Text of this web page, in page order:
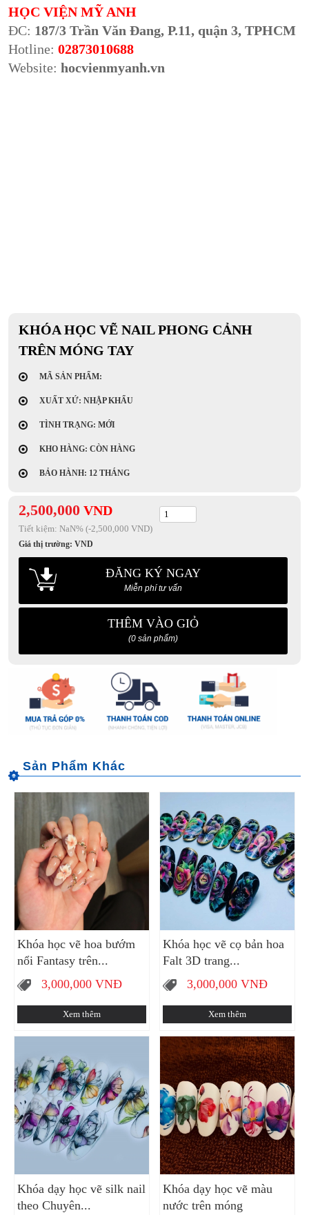
HỌC VIỆN MỸ ANH
ĐC: 187/3 Trần Văn Đang, P.11, quận 3, TPHCM
Hotline: 02873010688
Website:hocvienmyanh.vn
KHÓA HỌC VẼ NAIL PHONG CẢNH
TRÊN MÓNG TAY
MÃ SẢN PHẨM:
XUẤT XỨ: NHẬP KHẨU
TÌNH TRẠNG: MỚI
KHO HÀNG: CÒN HÀNG
BẢO HÀNH: 12 THÁNG
2,500,000 VND
Tiết kiệm:NaN% (-2,500,000 VND)
Giá thị trường:VND
ĐĂNG KÝ NGAY
Miễn phí tư vấn
THÊM VÀO GIỎ
(0 sản phẩm)
Khóa học vẽ hoa bướm
nổi Fantasy trên...
3,000,000VNĐ
Xem thêm
Khóa học vẽ cọ bản hoa
Falt 3D trang...
3,000,000 VNĐ
Xem thêm
Khóa dạy học vẽ silk nail
theo Chuyên...
Khóa dạy học vẽ màu
nước trên móng